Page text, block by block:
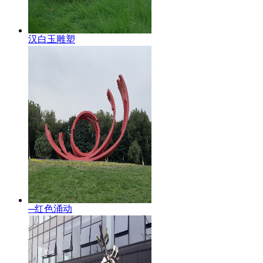
汉白玉雕塑
─红色涌动